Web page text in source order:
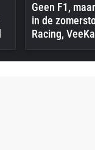
Geen F1,
in de
Racing,
meer in actie